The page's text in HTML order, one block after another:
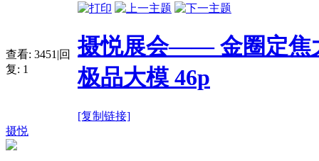
查看: 3451 |回
复: 1
摄悦展会—— 金圈定焦
极品大模 46p
[复制链接]
摄悦